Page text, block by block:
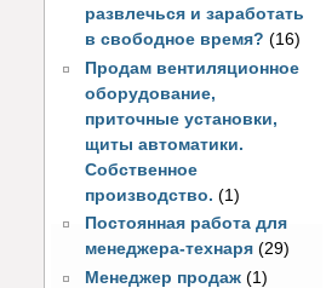
развлечься и заработать
в свободное время? (16)
Продам вентиляционное
оборудование,
приточные установки,
щиты автоматики.
Собственное
производство. (1)
Постоянная работа для
менеджера-технаря (29)
Менеджер продаж (1)